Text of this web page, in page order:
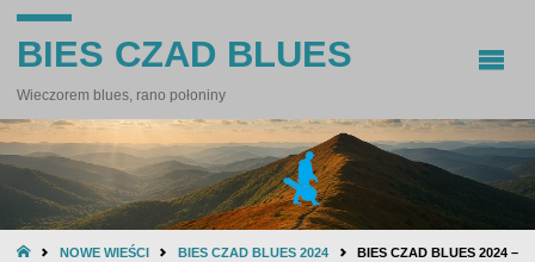
BIES CZAD BLUES
Wieczorem blues, rano połoniny
STRONANOWE WIEŚCI BIES CZAD BLUES 2024
BIES CZAD BLUES 2024 –